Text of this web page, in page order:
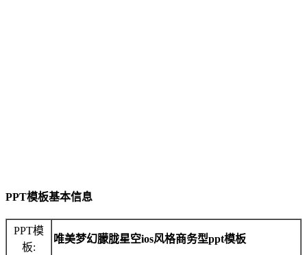
PPT模板基本信息
PPT模
板:
唯美梦幻朦胧星空ios风格商务型ppt模板